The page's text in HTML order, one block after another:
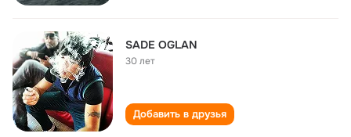
SADE OGLAN
30 лет
Добавить в друзья